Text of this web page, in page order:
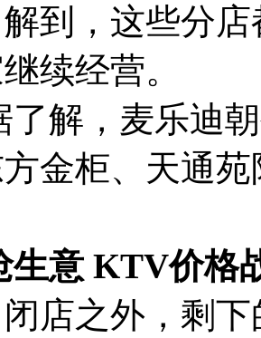
到，这些分
续经营。
，麦乐迪朝
金柜、天通
生意 KTV价格
之外，剩下